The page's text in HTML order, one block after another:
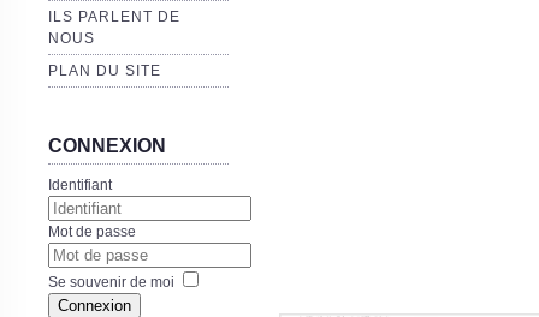
ILS PARLENT DE
NOUS
PLAN DU SITE
CONNEXION
Identifiant
Mot de passe
Se souvenir de moi
Connexion